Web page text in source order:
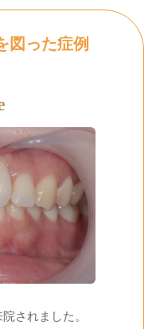
図った症例
されました。